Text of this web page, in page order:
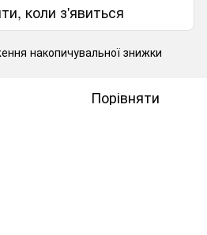
коли з'явиться
накопичувальної знижки
Порівняти